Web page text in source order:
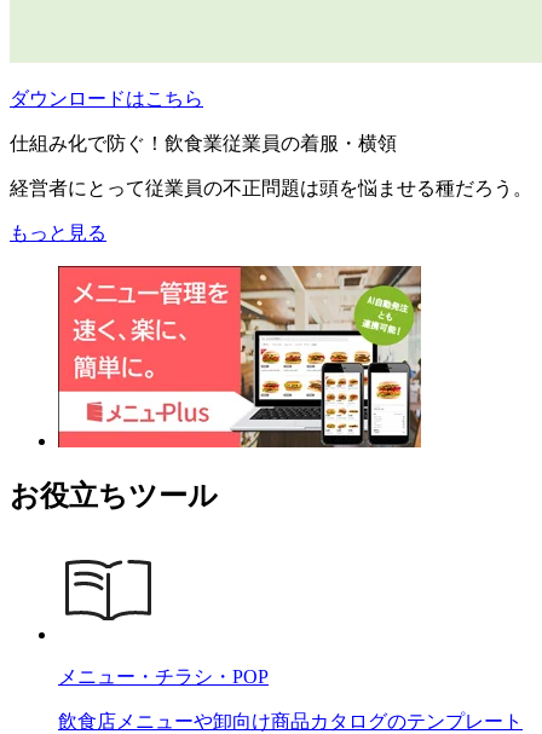
ダウンロードはこちら
仕組み化で防ぐ！飲食業従業員の着服・横領
経営者にとって従業員の不正問題は頭を悩ませる種だろう。
もっと見る
お役立ちツール
メニュー・チラシ・POP
飲食店メニューや卸向け商品カタログのテンプレート